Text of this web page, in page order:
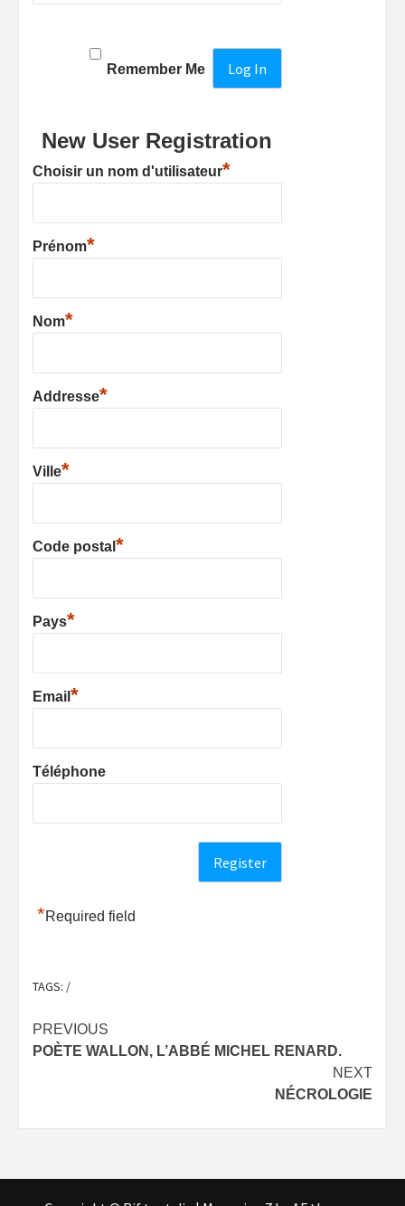
Remember Me
New User Registration
Choisir un nom d'utilisateur*
Prénom*
Nom*
Addresse*
Ville*
Code postal *
Pays*
Email *
Téléphone
*Required field
TAGS: /
Post
navigation
PREVIOUS
POÈTE WALLON, L’ABBÉ MICHEL RENARD.
NEXT
NÉCROLOGIE